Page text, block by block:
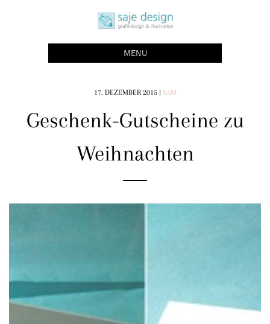
saje design bonn
grafikdesign | buchgestaltung | illustration
MENU
17. DEZEMBER 2015 | SAM
Geschenk-Gutscheine zu
Weihnachten